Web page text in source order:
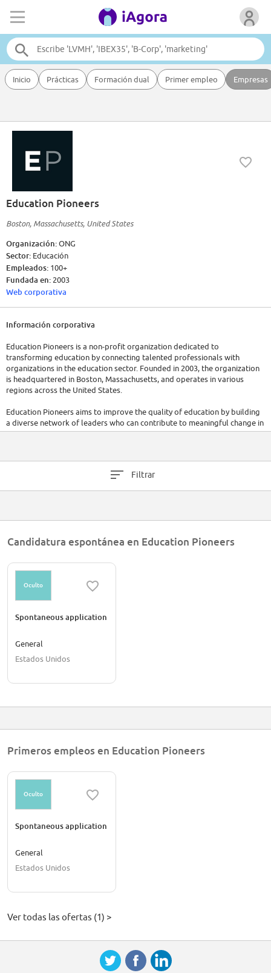
Inicio Prácticas Formación dual Primer empleo Empresas
Education Pioneers
Boston, Massachusetts, United States
Organización:ONG
Sector: Educación
Empleados: 100+
Fundada en: 2003
Web corporativa
Información corporativa
Education Pioneers is a non-profit organization dedicated to
transforming education by connecting talented professionals with
organizations in the education sector. Founded in 2003, the organization
is headquartered in Boston, Massachusetts, and operates in various
regions across the United States.
Education Pioneers aims to improve the quality of education by building
a diverse network of leaders who can contribute to meaningful change in
the education sector. They accomplish this by recruiting and placing
foundations, corporations, and individual donors to sustain its
Filtrar
Candidatura espontánea en Education Pioneers
Oculto
Spontaneous application
General
Estados Unidos
Primeros empleos en Education Pioneers
Oculto
Spontaneous application
General
Estados Unidos
Ver todas las ofertas (1) >